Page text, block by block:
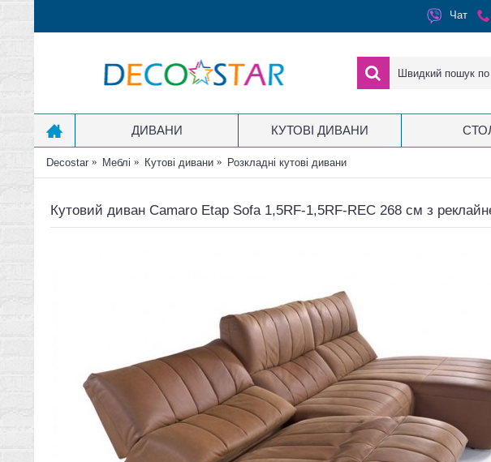
Чат
ДИВАНИ КУТОВІ ДИВАНИ
Decostar Меблі Кутові дивани Розкладні кутові дивани
Кутовий диван Camaro Etap Sofa 1,5RF-1,5RF-REC 268 см з